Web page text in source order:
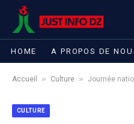
HOME A PROPOS DE
Accueil » Culture » Journée
CULTURE